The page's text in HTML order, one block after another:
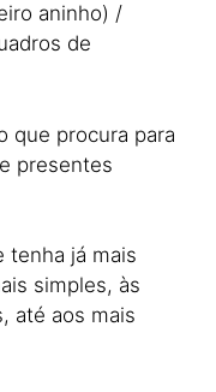
aninho) /
de
que procura para
presentes
tenha já mais
simples, às
até aos mais